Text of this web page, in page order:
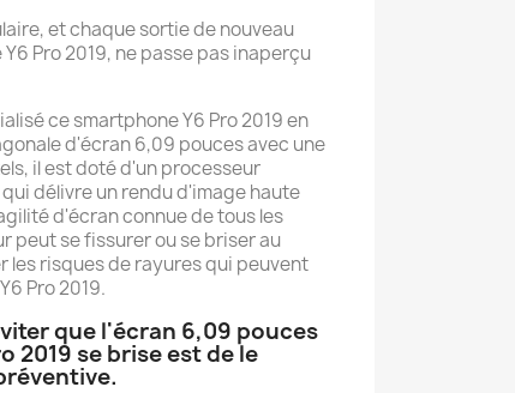
et chaque sortie de nouveau
Pro 2019, ne passe pas inaperçu
ce smartphone Y6 Pro 2019 en
d'écran 6,09 pouces avec une
il est doté d'un processeur
délivre un rendu d'image haute
d'écran connue de tous les
peut se fissurer ou se briser au
les risques de rayures qui peuvent
Pro 2019.
que l'écran 6,09 pouces
2019 se brise est de le